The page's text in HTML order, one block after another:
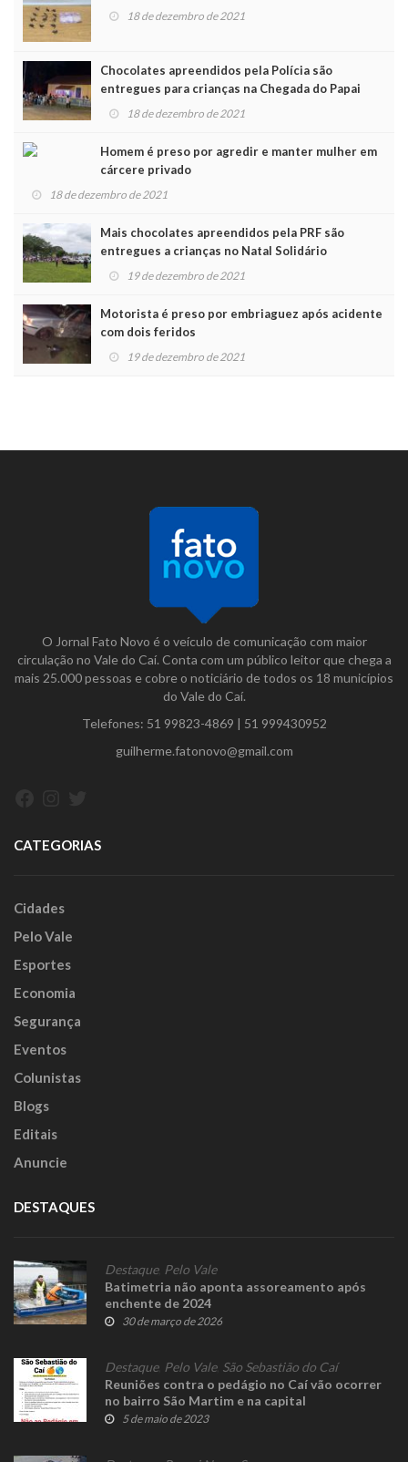
18 de dezembro de 2021
Chocolates apreendidos pela Polícia são
entregues para crianças na Chegada do Papai
Noel
18 de dezembro de 2021
Homem é preso por agredir e manter mulher em
cárcere privado
18 de dezembro de 2021
Mais chocolates apreendidos pela PRF são
entregues a crianças no Natal Solidário
19 de dezembro de 2021
Motorista é preso por embriaguez após acidente
com dois feridos
19 de dezembro de 2021
O Jornal Fato Novo é o veículo de comunicação com maior
circulação no Vale do Caí. Conta com um público leitor que chega a
mais 25.000 pessoas e cobre o noticiário de todos os 18 municípios
do Vale do Caí.
Telefones: 51 99823-4869 | 51 999430952
guilherme.fatonovo@gmail.com
CATEGORIAS
Cidades
Pelo Vale
Esportes
Economia
Segurança
Eventos
Colunistas
Blogs
Editais
Anuncie
DESTAQUES
Destaque, Pelo Vale
Batimetria não aponta assoreamento após
enchente de 2024
30 de março de 2026
Destaque, Pelo Vale, São Sebastião do Caí
Reuniões contra o pedágio no Caí vão ocorrer
no bairro São Martim e na capital
5 de maio de 2023